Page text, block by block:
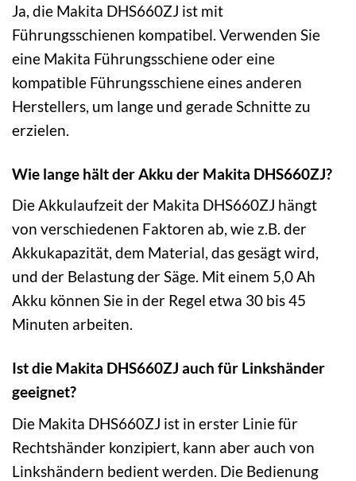
Ja, die Makita DHS660ZJ ist mit
Führungsschienen kompatibel. Verwenden Sie
eine Makita Führungsschiene oder eine
kompatible Führungsschiene eines anderen
Herstellers, um lange und gerade Schnitte zu
erzielen.
Wie lange hält der Akku der Makita DHS660ZJ?
Die Akkulaufzeit der Makita DHS660ZJ hängt
von verschiedenen Faktoren ab, wie z.B. der
Akkukapazität, dem Material, das gesägt wird,
und der Belastung der Säge. Mit einem 5,0 Ah
Akku können Sie in der Regel etwa 30 bis 45
Minuten arbeiten.
Ist die Makita DHS660ZJ auch für Linkshänder
geeignet?
Die Makita DHS660ZJ ist in erster Linie für
Rechtshänder konzipiert, kann aber auch von
Linkshändern bedient werden. Die Bedienung